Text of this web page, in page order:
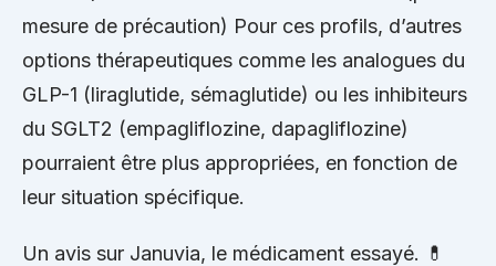
mesure de précaution) Pour ces profils, d’autres
options thérapeutiques comme les analogues du
GLP-1 (liraglutide, sémaglutide) ou les inhibiteurs
du SGLT2 (empagliflozine, dapagliflozine)
pourraient être plus appropriées, en fonction de
leur situation spécifique.
Un avis sur Januvia, le médicament essayé. 💊